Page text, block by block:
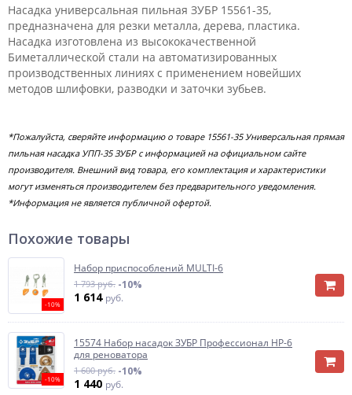
Насадка универсальная пильная ЗУБР 15561-35,
предназначена для резки металла, дерева, пластика.
Насадка изготовлена из высококачественной
Биметаллической стали на автоматизированных
производственных линиях с применением новейших
методов шлифовки, разводки и заточки зубьев.
*Пожалуйста, сверяйте информацию о товаре 15561-35 Универсальная прямая
пильная насадка УПП-35 ЗУБР с информацией на официальном сайте
производителя. Внешний вид товара, его комплектация и характеристики
могут изменяться производителем без предварительного уведомления.
*Информация не является публичной офертой.
Похожие товары
-10%
Набор приспособлений MULTI-6
1 793 руб. -10%
1 614 руб.
-10%
15574 Набор насадок ЗУБР Профессионал НР-6
для реноватора
1 600 руб. -10%
1 440 руб.